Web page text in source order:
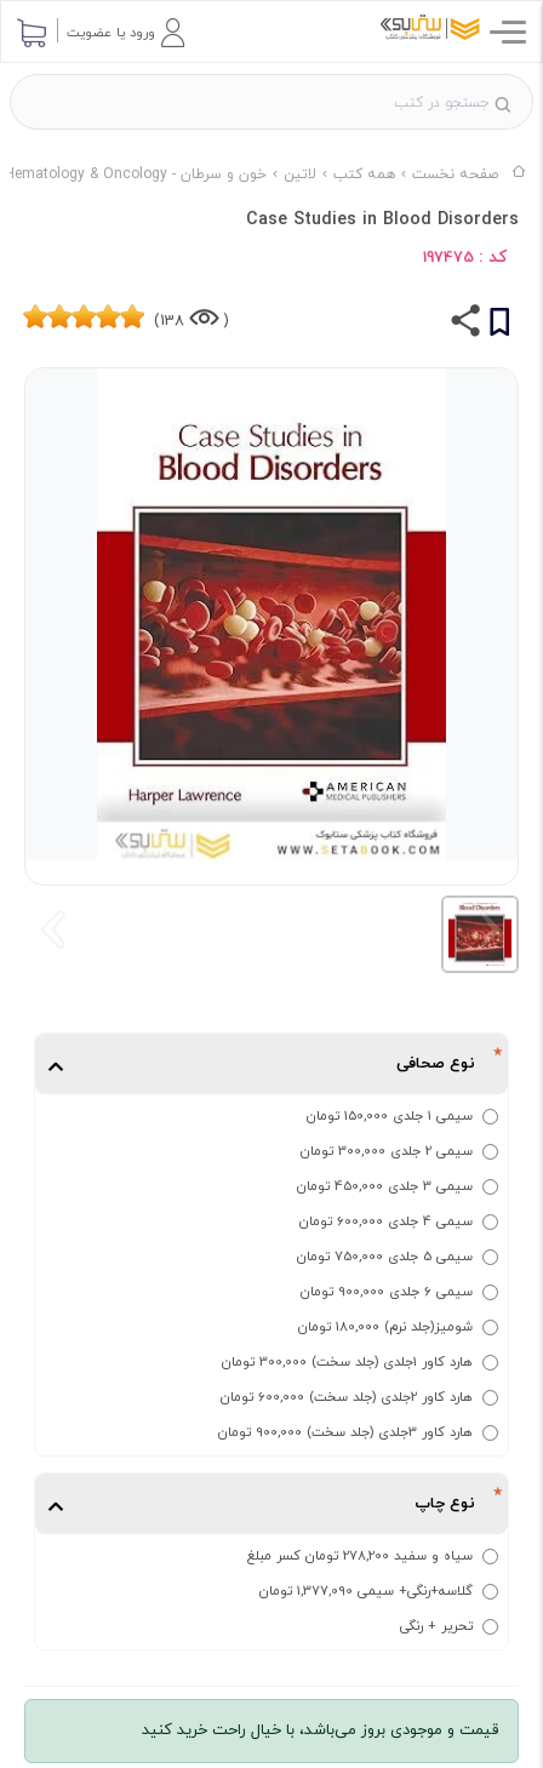
ورود یا عضویت
صفحه نخست همه کتب لاتین خون و سرطان - Hematology & Oncology
Case Studies in Blood Disorders
کد : 197475
(
138)
نوع صحافی
سیمی 1 جلدی 150,000 تومان
سیمی 2 جلدی 300,000 تومان
سیمی 3 جلدی 450,000 تومان
سیمی 4 جلدی 600,000 تومان
سیمی 5 جلدی 750,000 تومان
سیمی 6 جلدی 900,000 تومان
شومیز(جلد نرم) 180,000 تومان
هارد کاور 1جلدی (جلد سخت) 300,000 تومان
هارد کاور 2جلدی (جلد سخت) 600,000 تومان
هارد کاور 3جلدی (جلد سخت) 900,000 تومان
نوع چاپ
سیاه و سفید 278,200 تومان کسر مبلغ
گلاسه+رنگی+ سیمی 1,377,090 تومان
تحریر + رنگی
قیمت و موجودی بروز می‌باشد، با خیال راحت خرید کنید